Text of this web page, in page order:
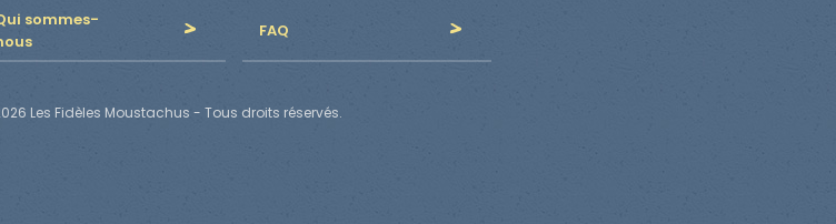
sommes-
FAQ
Les Fidèles Moustachus - Tous droits réservés.